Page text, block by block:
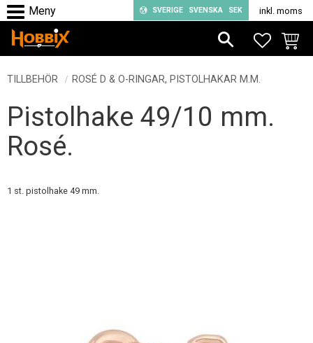
Meny
SVERIGE SVENSKA SEK inkl. moms
TILLBEHÖR ROSÉ D & O-RINGAR, PISTOLHAKAR M.M.
Pistolhake 49/10 mm.
Rosé.
1 st. pistolhake 49 mm.